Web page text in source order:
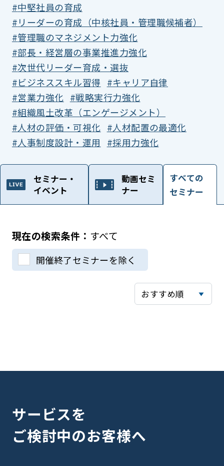
中堅社員の育成
リーダーの育成（中核社員・管理職候補者）
管理職のマネジメント力強化
部長・経営層の事業推進力強化
次世代リーダー育成・選抜
ビジネススキル習得
キャリア自律
営業力強化
戦略実行力強化
組織風土改革（エンゲージメント）
人材の評価・可視化
人材配置の最適化
人事制度設計・運用
採用力強化
セミナー・
イベント
動画セミ
ナー
すべての
セミナー
すべて
開催終了セミナーを除く
サービスを
ご検討中のお客様へ